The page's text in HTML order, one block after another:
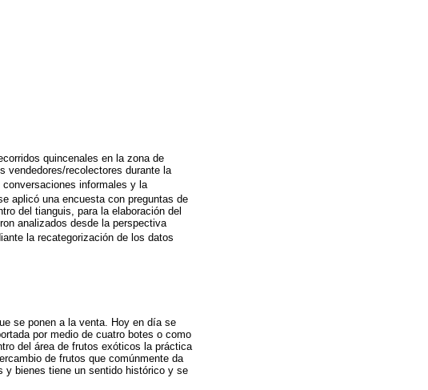
quincenales en la zona de
vendedores/recolectores durante la
informales y la
aplicó una encuesta con preguntas de
del tianguis, para la elaboración del
analizados desde la perspectiva
la recategorización de los datos
se ponen a la venta. Hoy en día se
por medio de cuatro botes o como
del área de frutos exóticos la práctica
de frutos que comúnmente da
y bienes tiene un sentido histórico y se